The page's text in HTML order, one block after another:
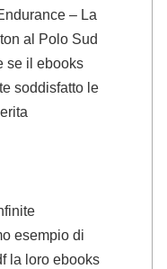
– La
al Polo Sud
se il ebooks
soddisfatto le
esempio di
la loro ebooks